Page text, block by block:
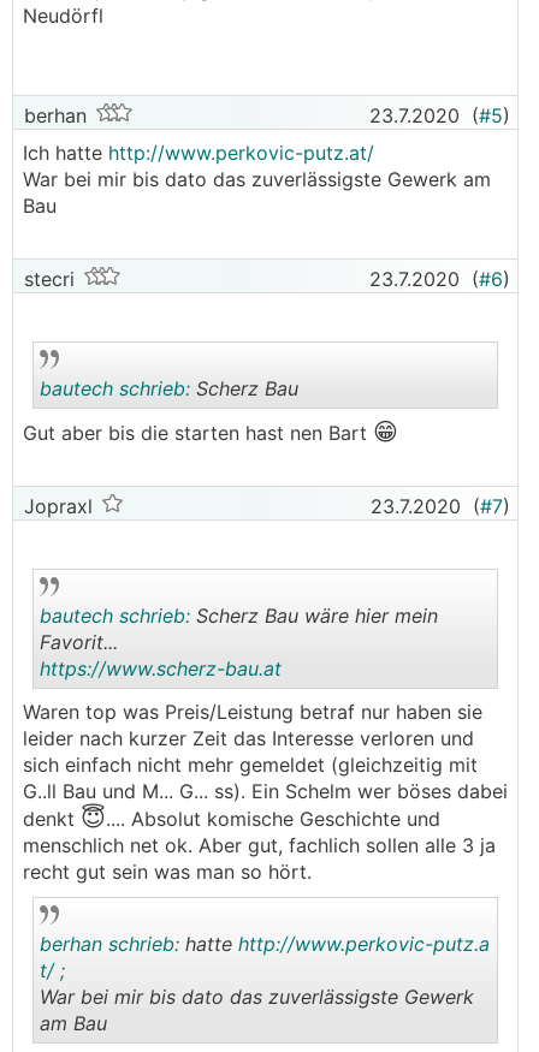
Neudörfl
berhan 23.7.2020 (#5)
Ich hatte http://www.perkovic-putz.at/
War bei mir bis dato das zuverlässigste Gewerk am
Bau
stecri 23.7.2020 (#6)
..
bautech schrieb: Scherz Bau
Gut aber bis die starten hast nen Bart 😁
Jopraxl 23.7.2020 (#7)
..
bautech schrieb: Scherz Bau wäre hier mein
Favorit...
https://www.scherz-bau.at
Waren top was Preis/Leistung betraf nur haben sie
leider nach kurzer Zeit das Interesse verloren und
sich einfach nicht mehr gemeldet (gleichzeitig mit
G..ll Bau und M... G... ss). Ein Schelm wer böses dabei
denkt 😇.... Absolut komische Geschichte und
menschlich net ok. Aber gut, fachlich sollen alle 3 ja
recht gut sein was man so hört.
..
berhan schrieb: hatte http://www.perkovic-putz.a
t/ ;
War bei mir bis dato das zuverlässigste Gewerk
am Bau